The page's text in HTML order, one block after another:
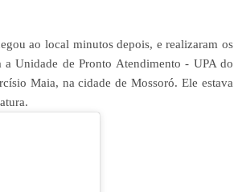
ao local minutos depois, e realizaram os
Unidade de Pronto Atendimento - UPA do
Maia, na cidade de Mossoró. Ele estava